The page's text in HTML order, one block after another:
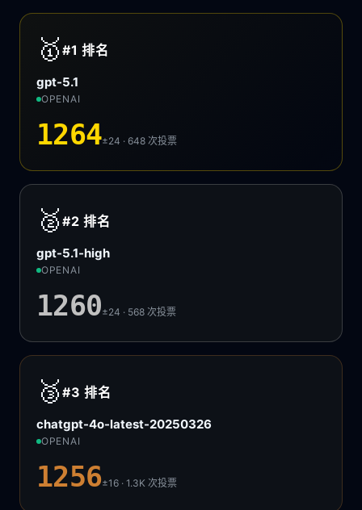
🥇 #1排名
gpt-5.1
OPENAI
1264±24 · 648次投票
🥈 #2排名
gpt-5.1-high
OPENAI
1260±24 · 568次投票
🥉 #3排名
chatgpt-4o-latest-20250326
OPENAI
1256±16 · 1.3K次投票